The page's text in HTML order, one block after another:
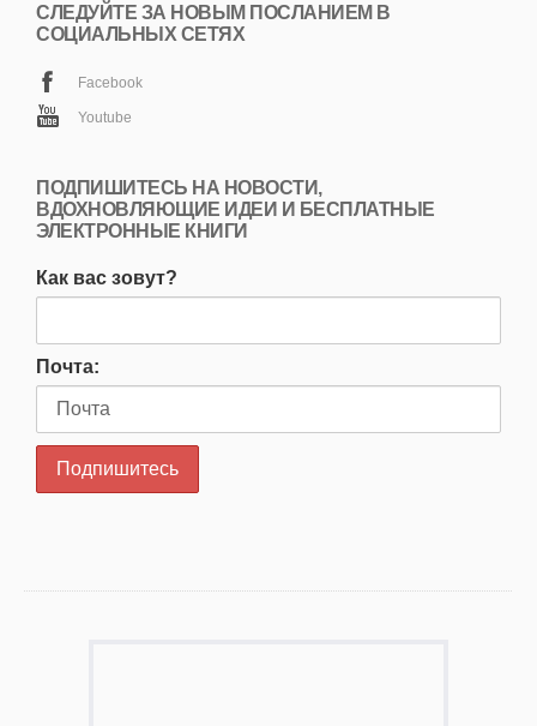
СЛЕДУЙТЕ ЗА НОВЫМ ПОСЛАНИЕМ В
СОЦИАЛЬНЫХ СЕТЯХ
Facebook
Youtube
ПОДПИШИТЕСЬ НА НОВОСТИ,
ВДОХНОВЛЯЮЩИЕ ИДЕИ И БЕСПЛАТНЫЕ
ЭЛЕКТРОННЫЕ КНИГИ
Как вас зовут?
Почта: